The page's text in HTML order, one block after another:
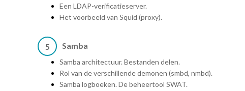
Een LDAP-verificatieserver.
Het voorbeeld van Squid (proxy).
5 Samba
Samba architectuur. Bestanden delen.
Rol van de verschillende demonen (smbd, nmbd).
Samba logboeken. De beheertool SWAT.